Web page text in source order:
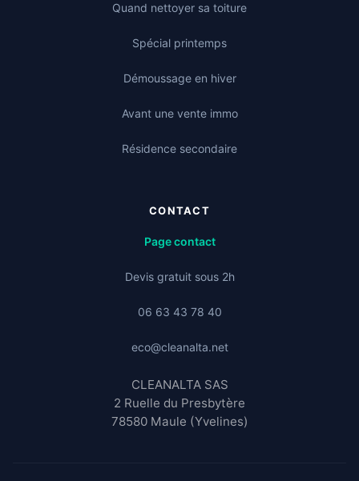
Quand nettoyer sa toiture
Spécial printemps
Démoussage en hiver
Avant une vente immo
Résidence secondaire
CONTACT
Page contact
Devis gratuit sous 2h
06 63 43 78 40
eco@cleanalta.net
CLEANALTA SAS
2 Ruelle du Presbytère
78580 Maule (Yvelines)